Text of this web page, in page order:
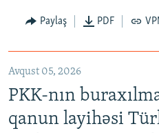
Paylaş PDF
Avqust 05, 2026
PKK-nın
qanun layihəsi